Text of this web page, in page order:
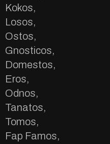
Kokos,
Losos,
Ostos,
Gnosticos,
Domestos,
Eros,
Odnos,
Tanatos,
Tomos,
Fap Famos,